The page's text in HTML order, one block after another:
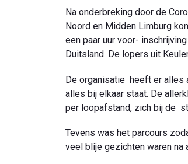
Na onderbreking door de
Noord en Midden Limburg
een paar uur voor-
Duitsland. De lopers uit
De organisatie heeft er alles
alles bij elkaar staat. De
per loopafstand, zich bij de
Tevens was het parcours
veel blije gezichten waren